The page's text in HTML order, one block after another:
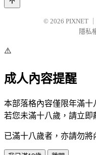
© 2026 PIXNET
隱私
⚠️
成人內容提醒
本部落格內容僅限年滿十
若您未滿十八歲，請立即
已滿十八歲者，亦請勿將